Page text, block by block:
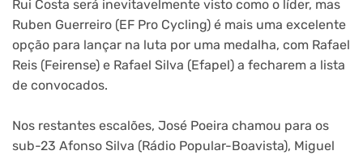
Rui Costa será inevitavelmente visto como o líder, mas
Ruben Guerreiro (EF Pro Cycling) é mais uma excelente
opção para lançar na luta por uma medalha, com Rafael
Reis (Feirense) e Rafael Silva (Efapel) a fecharem a lista
de convocados.
Nos restantes escalões, José Poeira chamou para os
sub-23 Afonso Silva (Rádio Popular-Boavista), Miguel